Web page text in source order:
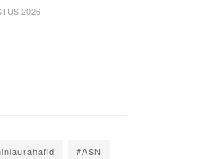
2026
#ASN